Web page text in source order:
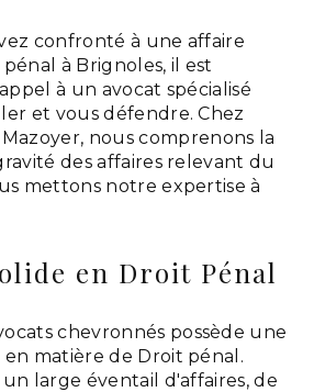
confronté à une affaire
à Brignoles, il est
à un avocat spécialisé
et vous défendre. Chez
nous comprenons la
des affaires relevant du
mettons notre expertise à
en Droit Pénal
chevronnés possède une
matière de Droit pénal.
large éventail d'affaires, de